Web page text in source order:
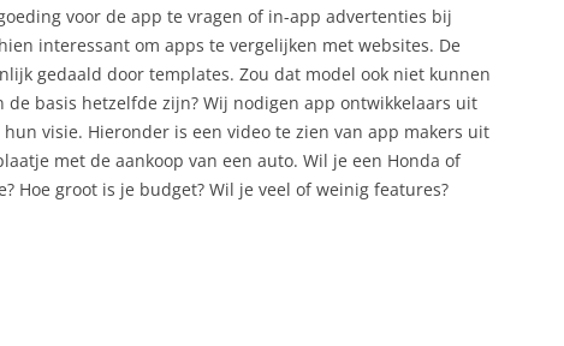
voor de app te vragen of in-app advertenties bij
interessant om apps te vergelijken met websites. De
gedaald door templates. Zou dat model ook niet kunnen
basis hetzelfde zijn? Wij nodigen app ontwikkelaars uit
visie. Hieronder is een video te zien van app makers uit
met de aankoop van een auto. Wil je een Honda of
Hoe groot is je budget? Wil je veel of weinig features?